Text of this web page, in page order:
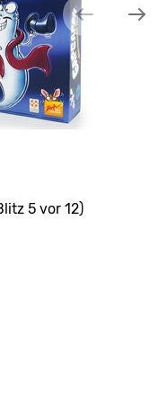
5 vor 12)